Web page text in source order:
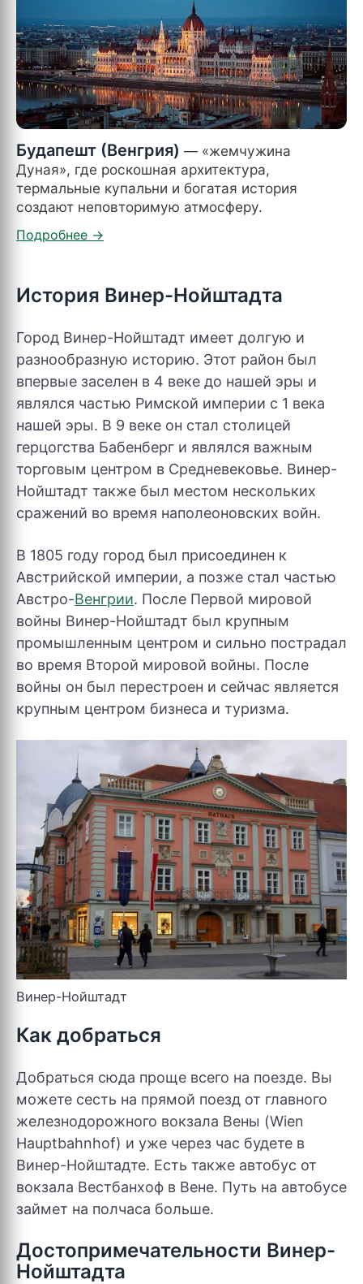
Будапешт (Венгрия) — «жемчужина
Дуная», где роскошная архитектура,
термальные купальни и богатая история
создают неповторимую атмосферу.
История Винер-Нойштадта
Город Винер-Нойштадт имеет долгую и
разнообразную историю. Этот район был
впервые заселен в 4 веке до нашей эры и
являлся частью Римской империи с 1 века
нашей эры. В 9 веке он стал столицей
герцогства Бабенберг и являлся важным
торговым центром в Средневековье. Винер-
Нойштадт также был местом нескольких
сражений во время наполеоновских войн.
В 1805 году город был присоединен к
Австрийской империи, а позже стал частью
Австро-Венгрии. После Первой мировой
войны Винер-Нойштадт был крупным
промышленным центром и сильно пострадал
во время Второй мировой войны. После
войны он был перестроен и сейчас является
крупным центром бизнеса и туризма.
Винер-Нойштадт
Как добраться
Добраться сюда проще всего на поезде. Вы
можете сесть на прямой поезд от главного
железнодорожного вокзала Вены (Wien
Hauptbahnhof) и уже через час будете в
Винер-Нойштадте. Есть также автобус от
вокзала Вестбанхоф в Вене. Путь на автобусе
займет на полчаса больше.
Достопримечательности Винер-
Нойштадта